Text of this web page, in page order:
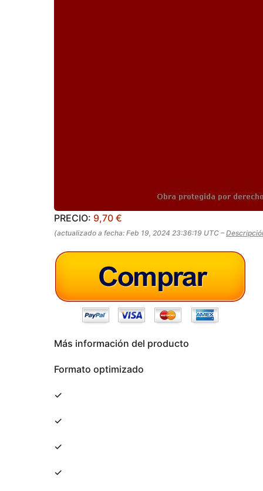
PRECIO: 9,70 €
(actualizado a fecha: Feb 19, 2024 23:36:19 UTC –
Más información del producto
Formato optimizado
✓
✓
✓
✓